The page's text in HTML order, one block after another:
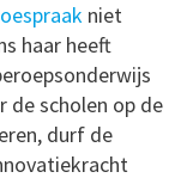
niet
haar heeft
de scholen op de
durf de